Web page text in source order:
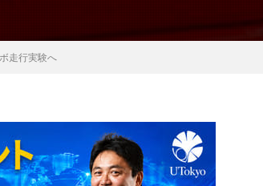
走行実験へ